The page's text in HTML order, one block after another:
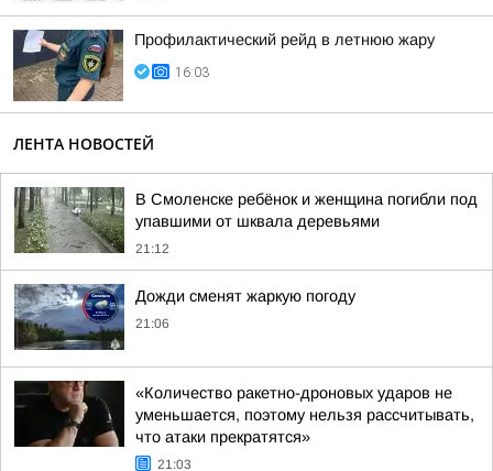
Профилактический рейд в летнюю жару
16:03
ЛЕНТА НОВОСТЕЙ
В Смоленске ребёнок и женщина погибли под
упавшими от шквала деревьями
21:12
Дожди сменят жаркую погоду
21:06
«Количество ракетно-дроновых ударов не
уменьшается, поэтому нельзя рассчитывать,
что атаки прекратятся»
21:03